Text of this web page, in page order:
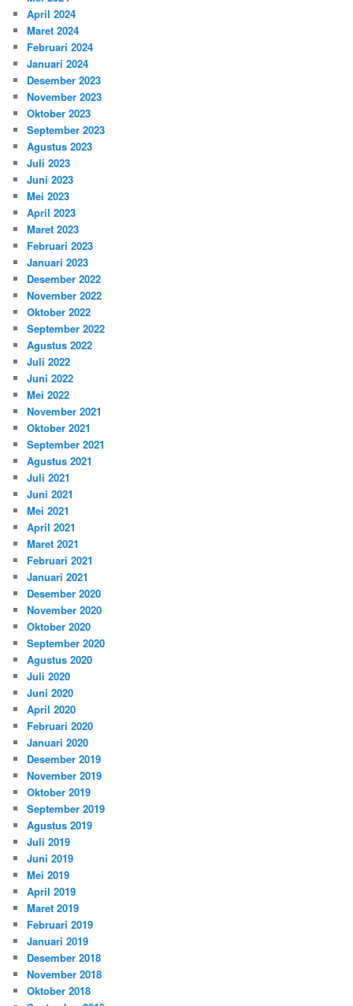
April 2024
Maret 2024
Februari 2024
Januari 2024
Desember 2023
November 2023
Oktober 2023
September 2023
Agustus 2023
Juli 2023
Juni 2023
Mei 2023
April 2023
Maret 2023
Februari 2023
Januari 2023
Desember 2022
November 2022
Oktober 2022
September 2022
Agustus 2022
Juli 2022
Juni 2022
Mei 2022
November 2021
Oktober 2021
September 2021
Agustus 2021
Juli 2021
Juni 2021
Mei 2021
April 2021
Maret 2021
Februari 2021
Januari 2021
Desember 2020
November 2020
Oktober 2020
September 2020
Agustus 2020
Juli 2020
Juni 2020
April 2020
Februari 2020
Januari 2020
Desember 2019
November 2019
Oktober 2019
September 2019
Agustus 2019
Juli 2019
Juni 2019
Mei 2019
April 2019
Maret 2019
Februari 2019
Januari 2019
Desember 2018
November 2018
Oktober 2018